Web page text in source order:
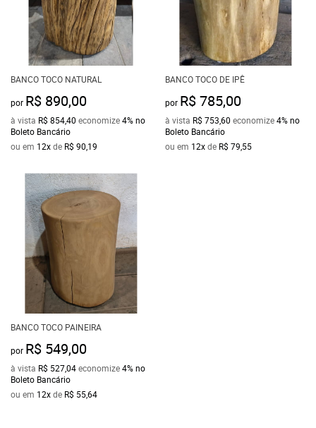
BANCO TOCO NATURAL
por R$ 890,00
à vista R$ 854,40 economize4%no
Boleto Bancário
ou em 12xde R$ 90,19
BANCO TOCO DE IPÊ
por R$ 785,00
à vista R$ 753,60 economize4%no
Boleto Bancário
ou em 12xde R$ 79,55
BANCO TOCO PAINEIRA
por R$ 549,00
à vista R$ 527,04economize4%no
Boleto Bancário
ou em 12xde R$ 55,64